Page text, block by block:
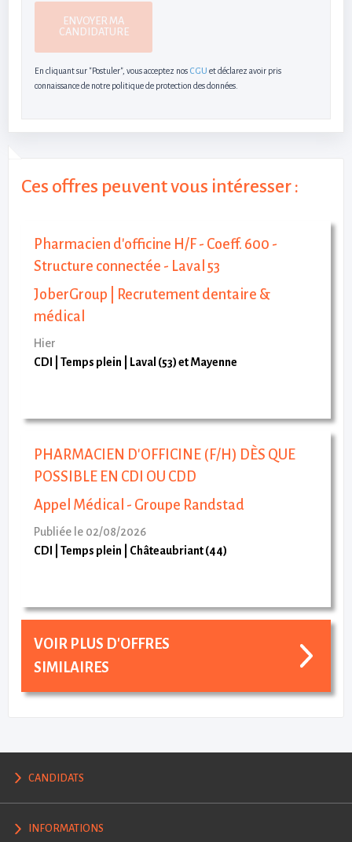
ENVOYER MA
CANDIDATURE
En cliquant sur "Postuler", vous acceptez nos CGU et déclarez avoir pris
connaissance de notre politique de protection des données.
Ces offres peuvent vous intéresser :
Pharmacien d'officine H/F - Coeff. 600 -
Structure connectée - Laval 53
JoberGroup | Recrutement dentaire &
médical
Hier
CDI
Temps plein Laval (53) et Mayenne
PHARMACIEN D'OFFICINE (F/H) DÈS QUE
POSSIBLE EN CDI OU CDD
Appel Médical - Groupe Randstad
Publiée le 02/08/2026
CDI
Temps plein Châteaubriant (44)
VOIR PLUS D'OFFRES
SIMILAIRES
CANDIDATS
INFORMATIONS